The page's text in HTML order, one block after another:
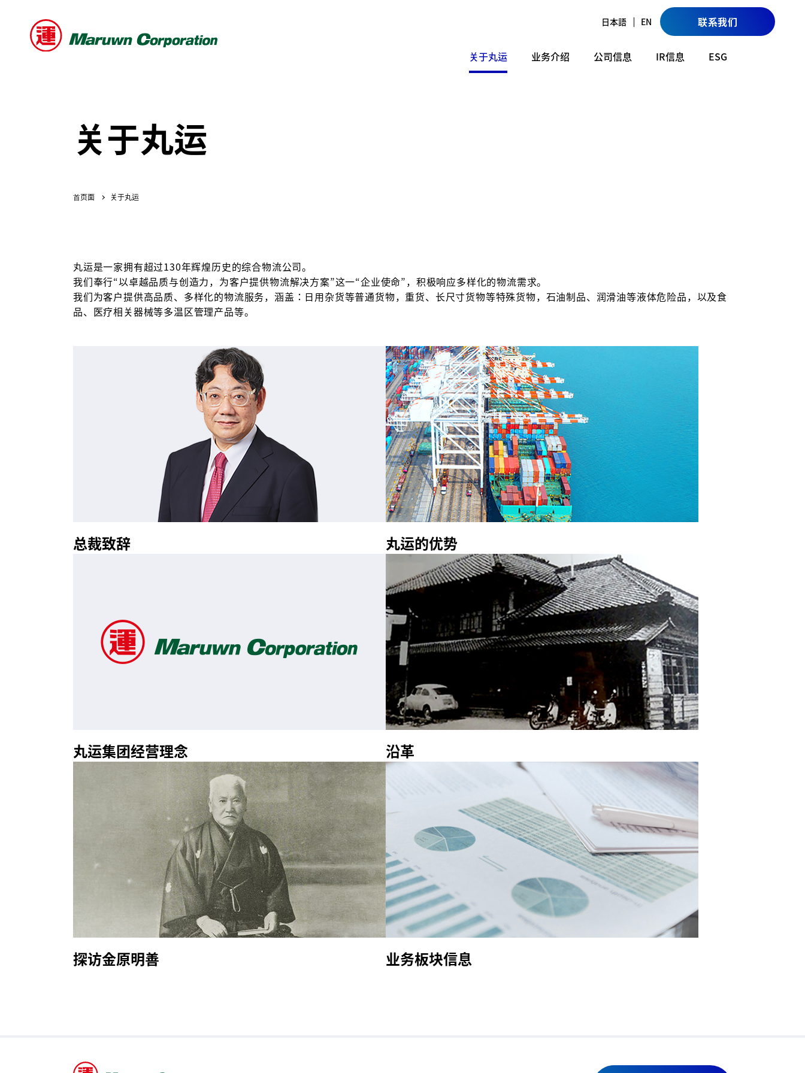
日本語 EN 联系我们
关于丸运 业务介绍 公司信息 IR信息 ESG
关于丸运
关于丸运
丸运是一家拥有超过130年辉煌历史的综合物流公司。
我们奉行“以卓越品质与创造力，为客户提供物流解决方案”这一“企业使命”，积极响应多样化的物流需求。
我们为客户提供高品质、多样化的物流服务，涵盖：日用杂货等普通货物，重货、长尺寸货物等特殊货物，石油制品、润滑油等液体危险品，以及食
品、医疗相关器械等多温区管理产品等。
总裁致辞 丸运的优势
丸运集团经营理念 沿革
探访金原明善 业务板块信息